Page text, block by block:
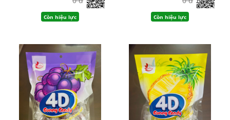
Còn hiệu lực Còn hiệu lực